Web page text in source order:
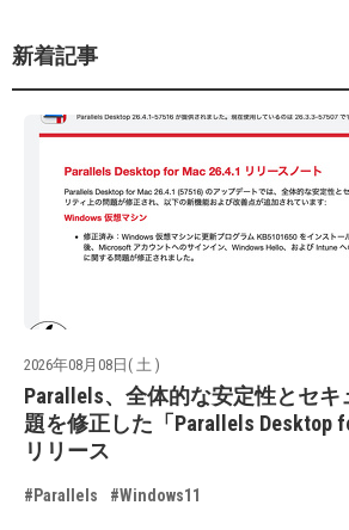
新着記事
2026年08月08日( 土 )
Parallels、全体的な安定性とセキ
題を修正した「Parallels Desktop
リリース
#Parallels #Windows11